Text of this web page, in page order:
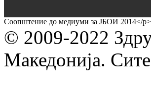
Соопштение до медиуми за ЈБОИ 2014</
© 2009-2022
Македонија.